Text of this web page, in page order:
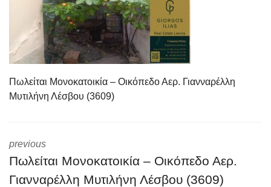
Πωλείται Μονοκατοικία – Οικόπεδο Αερ. Γιανναρέλλη
Μυτιλήνη Λέσβου (3609)
previous
Πωλείται Μονοκατοικία – Οικόπεδο Αερ.
Γιανναρέλλη Μυτιλήνη Λέσβου (3609)